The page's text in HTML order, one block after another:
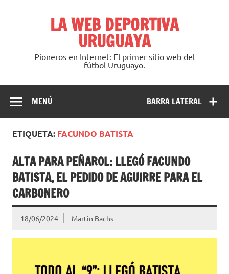
LA WEB DEPORTIVA
URUGUAYA
Pioneros en Internet: El primer sitio web del
fútbol Uruguayo.
BARRA LATERAL
MENÚ
ETIQUETA: FACUNDO BATISTA
ALTA PARA PEÑAROL: LLEGÓ FACUNDO
BATISTA, EL PEDIDO DE AGUIRRE PARA EL
CARBONERO
18/06/2024 Martin Bachs